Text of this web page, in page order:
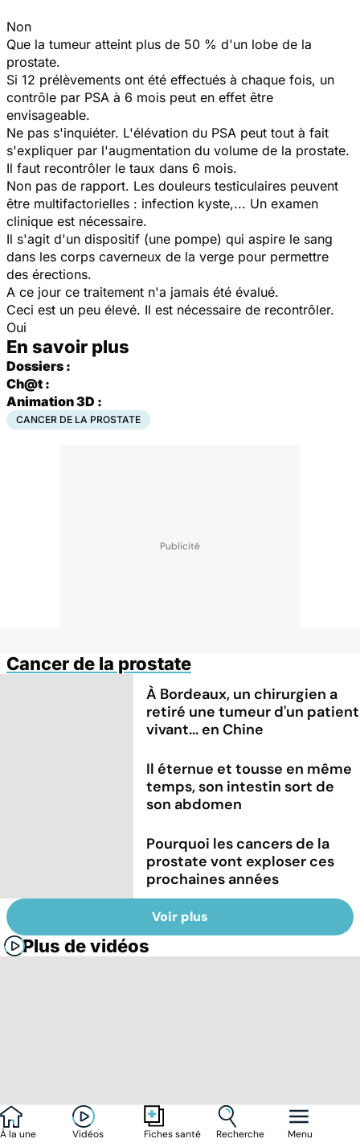
À la une Vidéos Fiches santé Recherche Menu
Non
Que la tumeur atteint plus de 50 % d'un lobe de la
prostate.
Si 12 prélèvements ont été effectués à chaque fois, un
contrôle par PSA à 6 mois peut en effet être
envisageable.
Ne pas s'inquiéter. L'élévation du PSA peut tout à fait
s'expliquer par l'augmentation du volume de la prostate.
Il faut recontrôler le taux dans 6 mois.
Non pas de rapport. Les douleurs testiculaires peuvent
être multifactorielles : infection kyste,... Un examen
clinique est nécessaire.
Il s'agit d'un dispositif (une pompe) qui aspire le sang
dans les corps caverneux de la verge pour permettre
des érections.
A ce jour ce traitement n'a jamais été évalué.
Ceci est un peu élevé. Il est nécessaire de recontrôler.
Oui
En savoir plus
Dossiers :
Ch@t :
Animation 3D :
CANCER DE LA PROSTATE
Cancer de la prostate
À Bordeaux, un chirurgien a
retiré une tumeur d'un patient
vivant... en Chine
Il éternue et tousse en même
temps, son intestin sort de
son abdomen
Pourquoi les cancers de la
prostate vont exploser ces
prochaines années
Voir plus
Plus de vidéos